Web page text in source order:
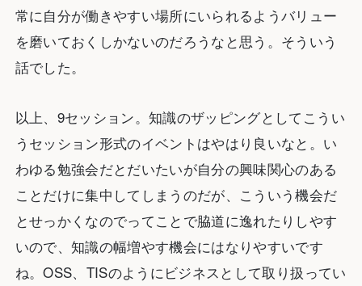
常に自分が働きやすい場所にいられるようバリュー
を磨いておくしかないのだろうなと思う。そういう
話でした。
以上、9セッション。知識のザッピングとしてこうい
うセッション形式のイベントはやはり良いなと。い
わゆる勉強会だとだいたいが自分の興味関心のある
ことだけに集中してしまうのだが、こういう機会だ
とせっかくなのでってことで脇道に逸れたりしやす
いので、知識の幅増やす機会にはなりやすいです
ね。OSS、TISのようにビジネスとして取り扱ってい